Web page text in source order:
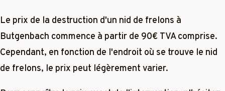
Le prix de la destruction d'un nid de frelons à
Butgenbach commence à partir de 90€ TVA comprise.
Cependant, en fonction de l'endroit où se trouve le nid
de frelons, le prix peut légèrement varier.